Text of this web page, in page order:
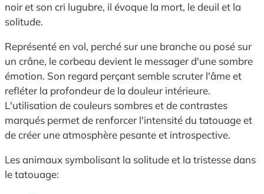
noir et son cri lugubre, il évoque la mort, le deuil et la
solitude.
Représenté en vol, perché sur une branche ou posé sur
un crâne, le corbeau devient le messager d'une sombre
émotion. Son regard perçant semble scruter l'âme et
refléter la profondeur de la douleur intérieure.
L'utilisation de couleurs sombres et de contrastes
marqués permet de renforcer l'intensité du tatouage et
de créer une atmosphère pesante et introspective.
Les animaux symbolisant la solitude et la tristesse dans
le tatouage: